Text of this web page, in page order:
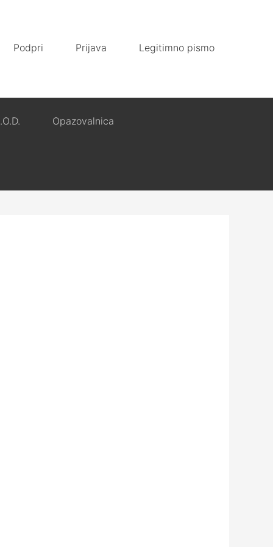
Podpri Prijava Legitimno pismo
Opazovalnica